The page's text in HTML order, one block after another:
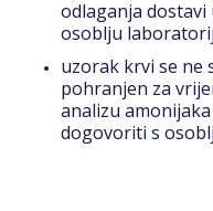
odlaganja
osoblju
uzorak krvi se ne
pohranjen za
analizu
dogovoriti s